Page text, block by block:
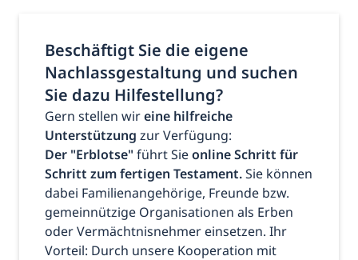
Beschäftigt Sie die eigene
Nachlassgestaltung und suchen
Sie dazu Hilfestellung?
Gern stellen wireine hilfreiche
Unterstützung zur Verfügung:
Der "Erblotse" führt Sieonline Schritt für
Schritt zum fertigen Testament.Sie können
dabei Familienangehörige, Freunde bzw.
gemeinnützige Organisationen als Erben
oder Vermächtnisnehmer einsetzen. Ihr
Vorteil: Durch unsere Kooperation mit